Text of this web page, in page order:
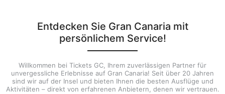
Entdecken Sie Gran Canaria mit
persönlichem Service!
Willkommen bei Tickets GC, Ihrem zuverlässigen Partner für
unvergessliche Erlebnisse auf Gran Canaria! Seit über 20 Jahren
sind wir auf der Insel und bieten Ihnen die besten Ausflüge und
Aktivitäten – direkt von erfahrenen Anbietern, denen wir vertrauen.